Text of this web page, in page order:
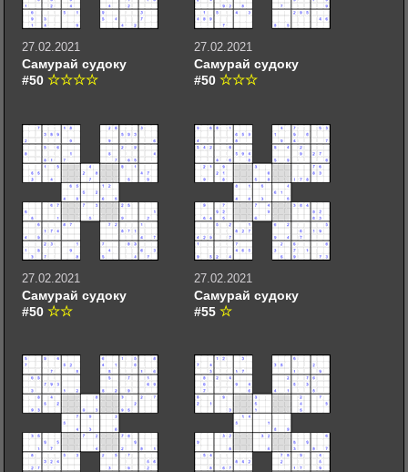
27.02.2021
Самурай судоку
#50
27.02.2021
Самурай судоку
#50
27.02.2021
Самурай судоку
#50
27.02.2021
Самурай судоку
#55